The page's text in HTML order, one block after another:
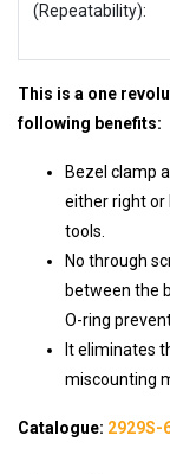
(Repeatability):
This is a one
following benefits:
Bezel clamp
either right or
tools.
No through
between the
O-ring
It eliminates
miscounting
Catalogue: 2929S-